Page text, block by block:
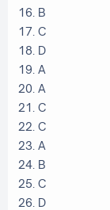
16. B
17. C
18. D
19. A
20. A
21. C
22. C
23. A
24. B
25. C
26. D